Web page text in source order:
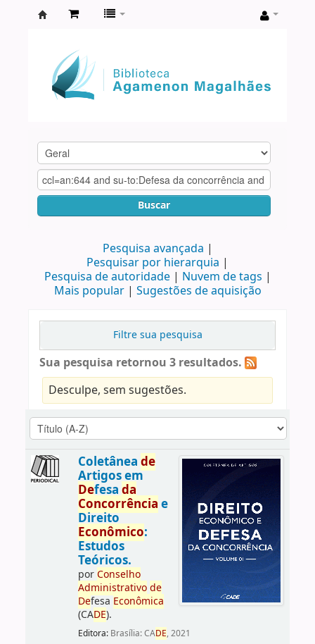
Agamenon
Magalhães
Buscar
Pesquisa avançada
Pesquisar por hierarquia
Pesquisa de autoridade
Nuvem de tags
Mais popular
Sugestões de aquisição
Filtre sua pesquisa
Sua pesquisa retornou 3 resultados.
Desculpe, sem sugestões.
Coletânea de
Artigos em
Defesa da
Concorrência e
Direito
Econômico:
Estudos
Teóricos.
porConselho
Administrativo de
Defesa Econômica
(CADE).
Editora: Brasília: CADE, 2021